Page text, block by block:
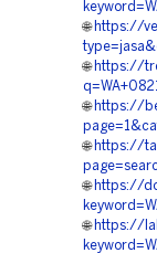
🌐 https://
🌐 https://
🌐 https://
🌐 https://
🌐 https://
🌐 https://